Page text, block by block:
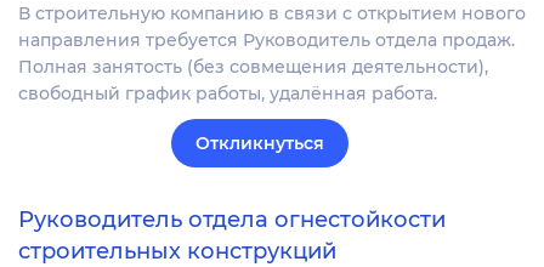
В строительную компанию в связи с открытием нового
направления требуется Руководитель отдела продаж.
Полная занятость (без совмещения деятельности),
свободный график работы, удалённая работа.
Откликнуться
Руководитель отдела огнестойкости
строительных конструкций